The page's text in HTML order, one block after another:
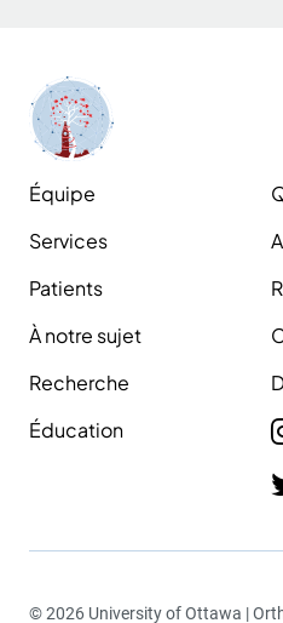
Équipe
Services
Patients
À notre sujet
Recherche
Éducation
© 2026 University of Ottawa |